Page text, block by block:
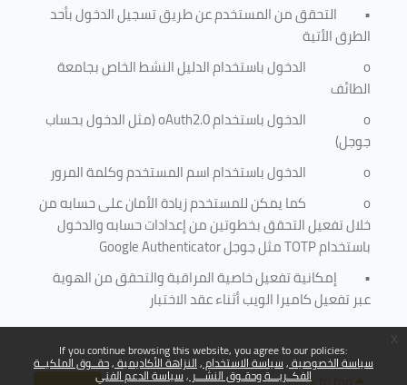
If you continue browsing this website, you agree to our policies:
سياسة الخصوصية سياسة الاستخدام النزاهة الأكاديمية حقــوق الملكيــة
الفكــريـــة وحقـوق النشـــر سياسة الدعم الفني
• التحقق من المستخدم عن طريق تسجيل الدخول بأحد
الطرق الأتية
o
الدخول باستخدام الدليل النشط الخاص بجامعة
الطائف
o
الدخول باستخدامoAuth2.0(مثل الدخول بحساب
جوجل)
o
الدخول باستخدام اسم المستخدم وكلمة المرور
o
كما يمكن للمستخدم زيادة الأمان على حسابه من
خلال تفعيل التحقق بخطوتين من إعدادات حسابه والدخول
باستخدامTOTPمثل جوجلGoogle Authenticator
• إمكانية تفعيل خاصية المراقبة والتحقق من الهوية
عبر تفعيل كاميرا الويب أثناء عقد الاختبار